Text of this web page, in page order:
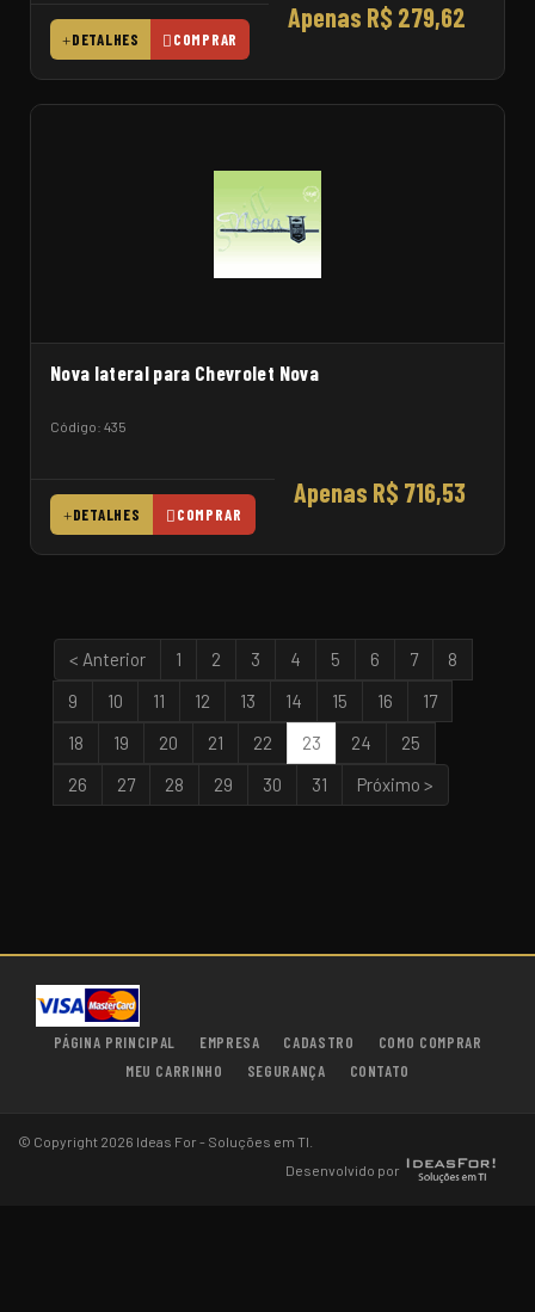
Apenas R$ 279,62
DETALHES COMPRAR
Nova lateral para Chevrolet Nova
Código: 435
Apenas R$ 716,53
DETALHES COMPRAR
< Anterior 1 2 3 4 5 6 7
8
9
10 11 12 13 14 15 16
17
18
19 20 21 22 23 24
25
26
27 28 29 30 31 Próximo >
PÁGINA PRINCIPAL EMPRESA CADASTRO
COMO COMPRAR
MEU CARRINHO
SEGURANÇA CONTATO
© Copyright 2026 Ideas For - Soluções em TI.
Desenvolvido por